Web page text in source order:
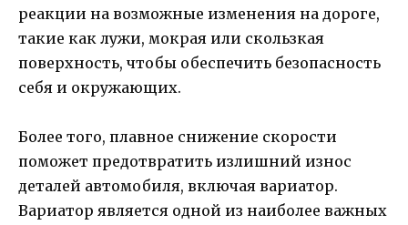
реакции на возможные изменения на дороге,
такие как лужи, мокрая или скользкая
поверхность, чтобы обеспечить безопасность
себя и окружающих.
Более того, плавное снижение скорости
поможет предотвратить излишний износ
деталей автомобиля, включая вариатор.
Вариатор является одной из наиболее важных